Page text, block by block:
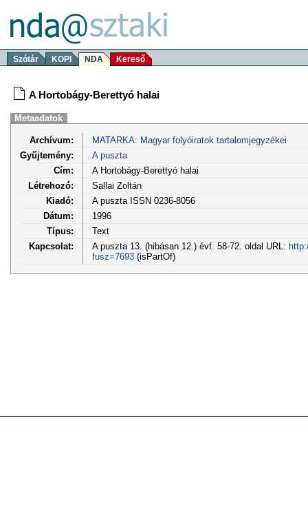
Szótár KOPI NDA Kereső
A Hortobágy-Berettyó halai
Metaadatok
Archívum:
MATARKA: Magyar folyóiratok tartalomjegyzékei
Gyűjtemény:
A puszta
Cím:
A Hortobágy-Berettyó halai
Létrehozó:
Sallai Zoltán
Kiadó:
A puszta ISSN 0236-8056
Dátum:
1996
Típus:
Text
Kapcsolat:
A puszta 13. (hibásan 12.) évf. 58-72. oldal URL:
fusz=7693(isPartOf)